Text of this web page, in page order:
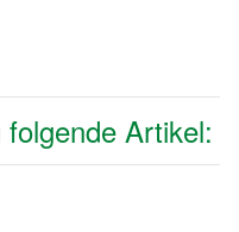
Artikel: